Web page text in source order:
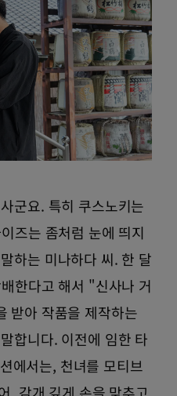
군요. 특히 쿠스노키는
즈는 좀처럼 눈에 띄지
하는 미나하다 씨. 한 달
한다고 해서 "신사나 거
받아 작품을 제작하는
합니다. 이전에 임한 타
에서는, 천녀를 모티브